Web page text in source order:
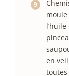
moule
en
toutes